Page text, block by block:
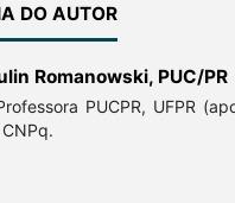
DO AUTOR
Romanowski, PUC/PR
PUCPR, UFPR